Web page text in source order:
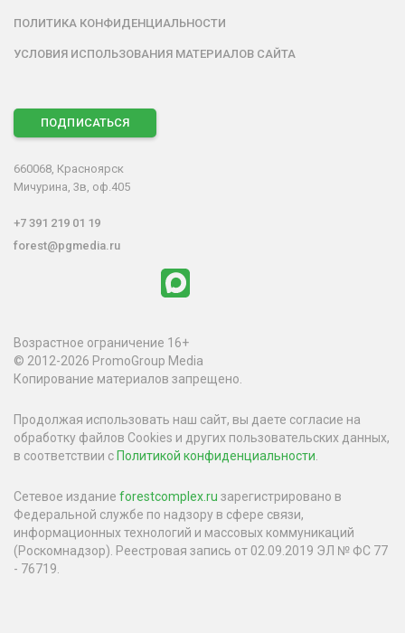
ПОЛИТИКА КОНФИДЕНЦИАЛЬНОСТИ
УСЛОВИЯ ИСПОЛЬЗОВАНИЯ МАТЕРИАЛОВ САЙТА
ПОДПИСАТЬСЯ
660068, Красноярск
Мичурина, 3в, оф.405
+7 391 219 01 19
forest@pgmedia.ru
Возрастное ограничение 16+
© 2012-2026 PromoGroup Media
Копирование материалов запрещено.
Продолжая использовать наш сайт, вы даете согласие на
обработку файлов Cookies и других пользовательских данных,
в соответствии сПолитикой конфиденциальности
Сетевое издание forestcomplex.ru зарегистрировано в
Федеральной службе по надзору в сфере связи,
информационных технологий и массовых коммуникаций
(Роскомнадзор). Реестровая запись от 02.09.2019 ЭЛ № ФС 77
- 76719.